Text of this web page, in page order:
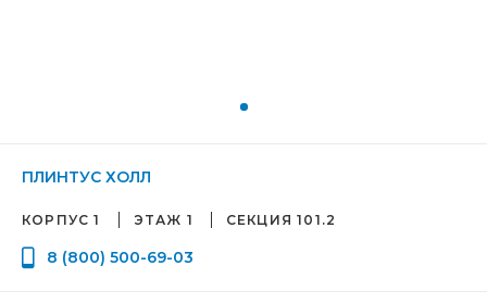
ПЛИНТУС ХОЛЛ
КОРПУС 1 ЭТАЖ 1 СЕКЦИЯ 101.2
8 (800) 500-69-03